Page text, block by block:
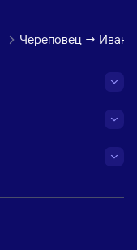
Череповец →